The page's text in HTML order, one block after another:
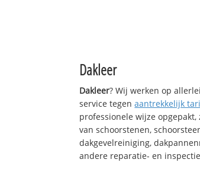
Dakleer
Dakleer? Wij werken op
service tegenaantrekkelijk
professionele wijze
van schoorstenen,
dakgevelreiniging,
andere reparatie- en